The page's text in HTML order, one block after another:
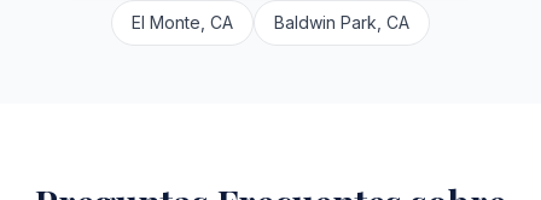
El Monte, CA Baldwin Park, CA